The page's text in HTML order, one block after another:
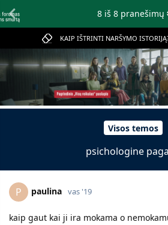
KAIP IŠTRINTI NARŠYMO
Visos temos
psichologine
8iš 8pranešimų
P paulina vas '19
kaip gaut kai ji ira mokama o